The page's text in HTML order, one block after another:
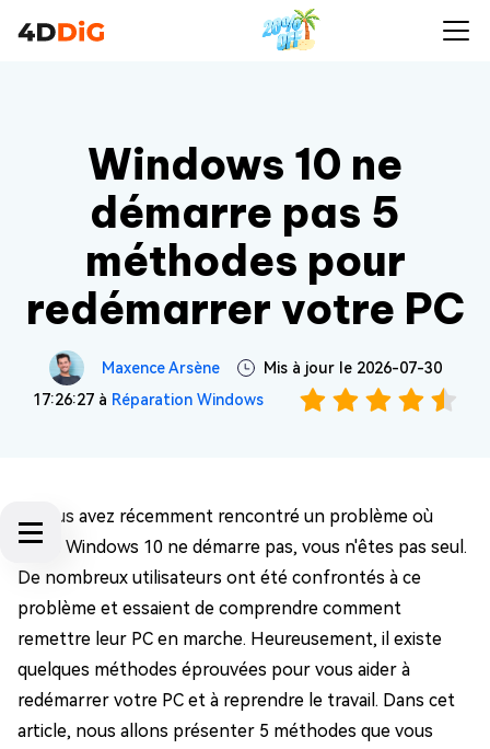
Windows 10 ne
démarre pas 5
méthodes pour
redémarrer votre PC
Maxence Arsène
Mis à jour le 2026-07-30
17:26:27 à Réparation Windows
Si vous avez récemment rencontré un problème où
votre Windows 10 ne démarre pas, vous n'êtes pas seul.
De nombreux utilisateurs ont été confrontés à ce
problème et essaient de comprendre comment
remettre leur PC en marche. Heureusement, il existe
quelques méthodes éprouvées pour vous aider à
redémarrer votre PC et à reprendre le travail. Dans cet
article, nous allons présenter 5 méthodes que vous